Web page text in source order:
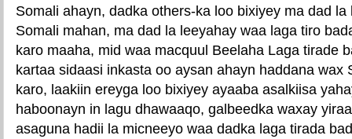
Somali ahayn, dadka others-ka loo bixiyey ma dad
Somali mahan, ma dad la leeyahay waa laga tiro
karo maaha, mid waa macquul Beelaha Laga tirade
kartaa sidaasi inkasta oo aysan ahayn haddana wax
karo, laakiin ereyga loo bixiyey ayaaba asalkiisa
haboonayn in lagu dhawaaqo, galbeedka waxay
asaguna hadii la micneeyo waa dadka laga tirada